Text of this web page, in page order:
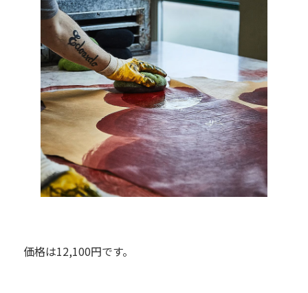
価格は12,100円です。